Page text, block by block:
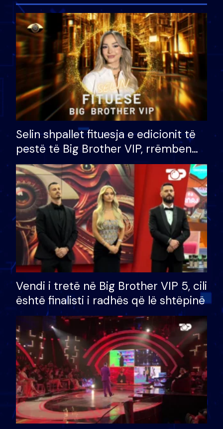
Selin shpallet fituesja e edicionit të
pestë të Big Brother VIP, rrëmben
çmimin e madh prej 100 mijë eurosh
Vendi i tretë në Big Brother VIP 5, cili
është finalisti i radhës që lë shtëpinë